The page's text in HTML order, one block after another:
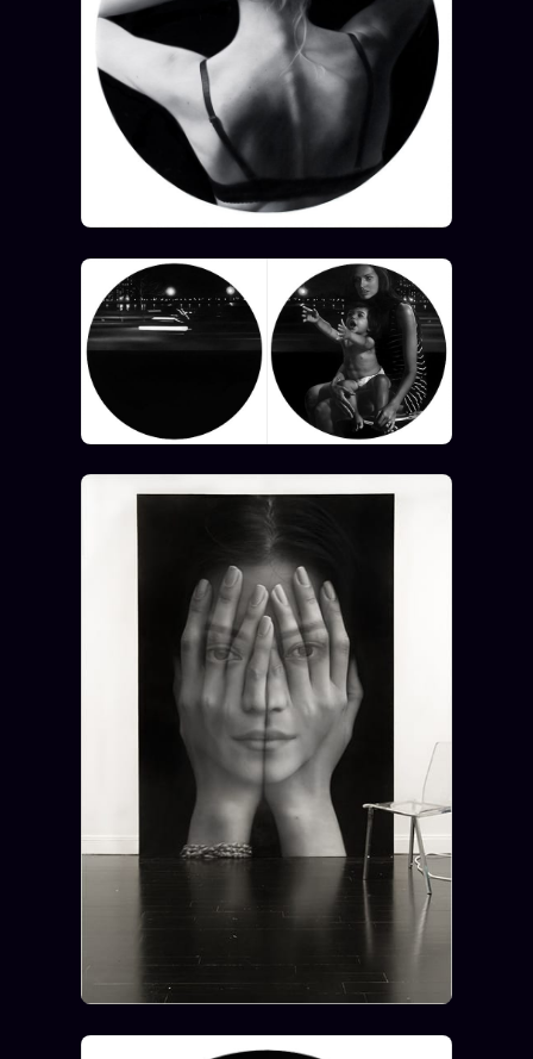
Words Radio
PRATIQUE + LÉGAL
Archive complète
Recherche ⌕
Tous les tags
Soumettre un tip
Nous écrire
Business
Corrections · Erratum
Mentions légales